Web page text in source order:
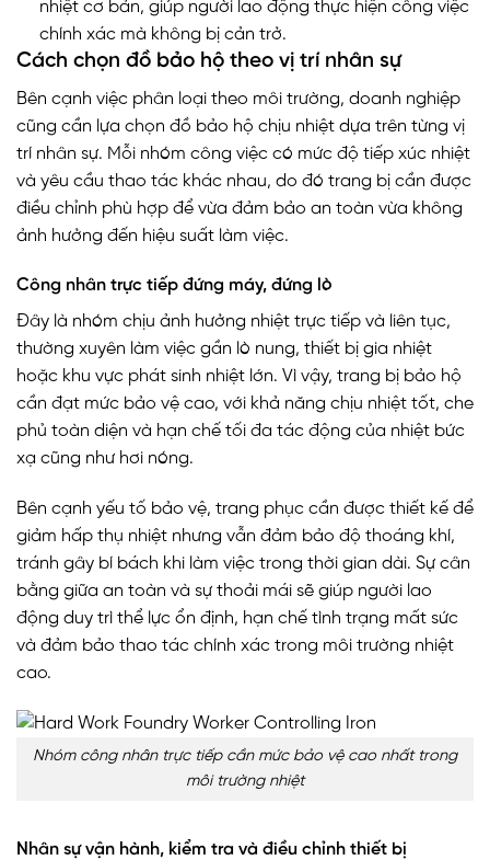
nhiệt cơ bản, giúp người lao động thực hiện công việc
chính xác mà không bị cản trở.
Cách chọn đồ bảo hộ theo vị trí nhân sự
Bên cạnh việc phân loại theo môi trường, doanh nghiệp
cũng cần lựa chọn đồ bảo hộ chịu nhiệt dựa trên từng vị
trí nhân sự. Mỗi nhóm công việc có mức độ tiếp xúc nhiệt
và yêu cầu thao tác khác nhau, do đó trang bị cần được
điều chỉnh phù hợp để vừa đảm bảo an toàn vừa không
ảnh hưởng đến hiệu suất làm việc.
Công nhân trực tiếp đứng máy, đứng lò
Đây là nhóm chịu ảnh hưởng nhiệt trực tiếp và liên tục,
thường xuyên làm việc gần lò nung, thiết bị gia nhiệt
hoặc khu vực phát sinh nhiệt lớn. Vì vậy, trang bị bảo hộ
cần đạt mức bảo vệ cao, với khả năng chịu nhiệt tốt, che
phủ toàn diện và hạn chế tối đa tác động của nhiệt bức
xạ cũng như hơi nóng.
Bên cạnh yếu tố bảo vệ, trang phục cần được thiết kế để
giảm hấp thụ nhiệt nhưng vẫn đảm bảo độ thoáng khí,
tránh gây bí bách khi làm việc trong thời gian dài. Sự cân
bằng giữa an toàn và sự thoải mái sẽ giúp người lao
động duy trì thể lực ổn định, hạn chế tình trạng mất sức
và đảm bảo thao tác chính xác trong môi trường nhiệt
cao.
Nhóm công nhân trực tiếp cần mức bảo vệ cao nhất trong
môi trường nhiệt
Nhân sự vận hành, kiểm tra và điều chỉnh thiết bị